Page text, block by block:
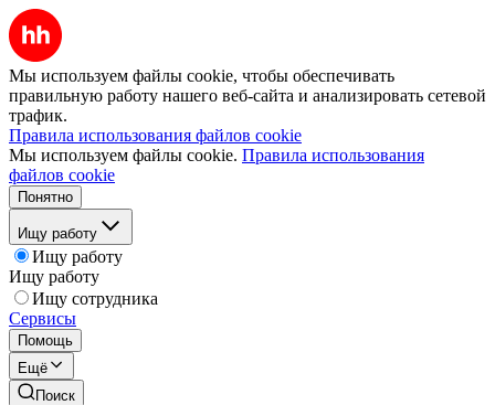
Мы используем файлы cookie, чтобы обеспечивать
правильную работу нашего веб-сайта и анализировать сетевой
трафик.
Правила использования файлов cookie
Мы используем файлы cookie. Правила использования
файлов cookie
Понятно
Ищу работу
Ищу работу
Ищу работу
Ищу сотрудника
Сервисы
Помощь
Ещё
Поиск